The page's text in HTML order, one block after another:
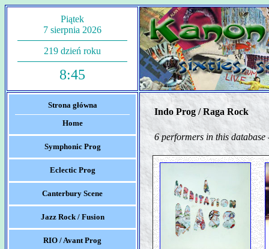
Piątek
7 sierpnia 2026
219 dzień roku
8:45
Strona główna
Home
Symphonic Prog
Eclectic Prog
Canterbury Scene
Jazz Rock / Fusion
RIO / Avant Prog
Indo Prog / Raga Rock
6 performers in this